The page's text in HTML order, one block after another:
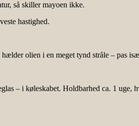
så skiller mayoen ikke.
hastighed.
olien i en meget tynd stråle – pas
– i køleskabet. Holdbarhed ca. 1